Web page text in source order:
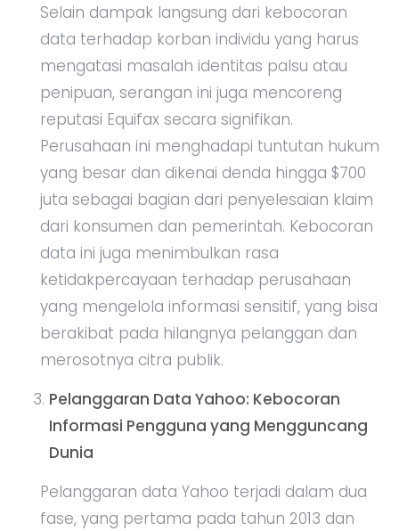
Selain dampak langsung dari kebocoran
data terhadap korban individu yang harus
mengatasi masalah identitas palsu atau
penipuan, serangan ini juga mencoreng
reputasi Equifax secara signifikan.
Perusahaan ini menghadapi tuntutan hukum
yang besar dan dikenai denda hingga $700
juta sebagai bagian dari penyelesaian klaim
dari konsumen dan pemerintah. Kebocoran
data ini juga menimbulkan rasa
ketidakpercayaan terhadap perusahaan
yang mengelola informasi sensitif, yang bisa
berakibat pada hilangnya pelanggan dan
merosotnya citra publik.
Pelanggaran Data Yahoo: Kebocoran
Informasi Pengguna yang Mengguncang
Dunia
Pelanggaran data Yahoo terjadi dalam dua
fase, yang pertama pada tahun 2013 dan